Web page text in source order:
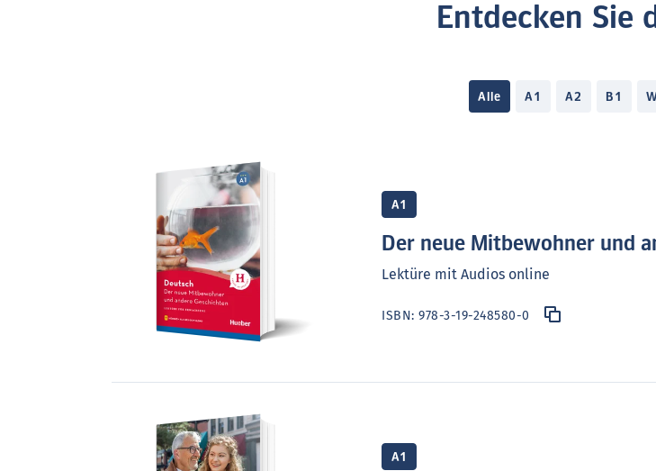
Entdecken Sie
Alle A1 A2 B1
A1
Der neue Mitbewohner und
Lektüre mit Audios online
ISBN:978-3-19-248580-0
A1